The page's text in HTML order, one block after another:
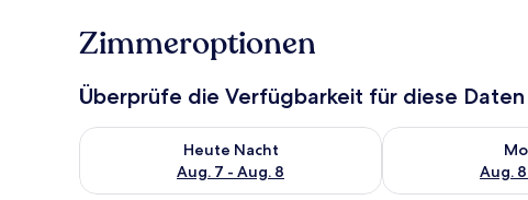
Zimmeroptionen
Überprüfe die Verfügbarkeit für diese Daten
Heute Nacht
Aug. 7 - Aug. 8
Überprüfe die Verfügbarkeit für heute Nacht, Aug. 7 -
Aug.
Überprüfe die